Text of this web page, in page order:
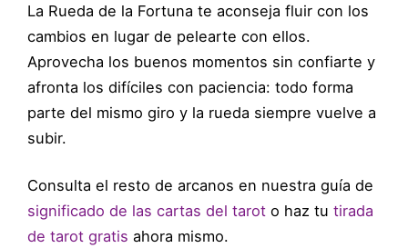
La Rueda de la Fortuna te aconseja fluir con los
cambios en lugar de pelearte con ellos.
Aprovecha los buenos momentos sin confiarte y
afronta los difíciles con paciencia: todo forma
parte del mismo giro y la rueda siempre vuelve a
subir.
Consulta el resto de arcanos en nuestra guía de
significado de las cartas del tarot o haz tu tirada
de tarot gratis ahora mismo.